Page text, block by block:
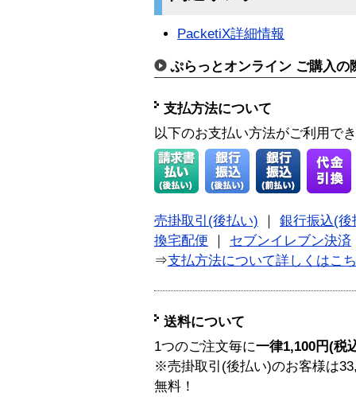
PacketiX詳細情報
ぷらっとオンライン ご購入の
支払方法について
以下のお支払い方法がご利用で
売掛取引(後払い)
銀行振込(後
換宅配便
セブンイレブン決済
⇒支払方法について詳しくはこ
送料について
1つのご注文毎に一律1,100円(税
※売掛取引(後払い)のお客様は
無料！